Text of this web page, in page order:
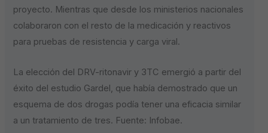
proyecto. Mientras que desde los ministerios nacionales
colaboraron con el resto de la medicación y reactivos
para pruebas de resistencia y carga viral.
La elección del DRV-ritonavir y 3TC emergió a partir del
éxito del estudio Gardel, que había demostrado que un
esquema de dos drogas podía tener una eficacia similar
a un tratamiento de tres. Fuente: Infobae.